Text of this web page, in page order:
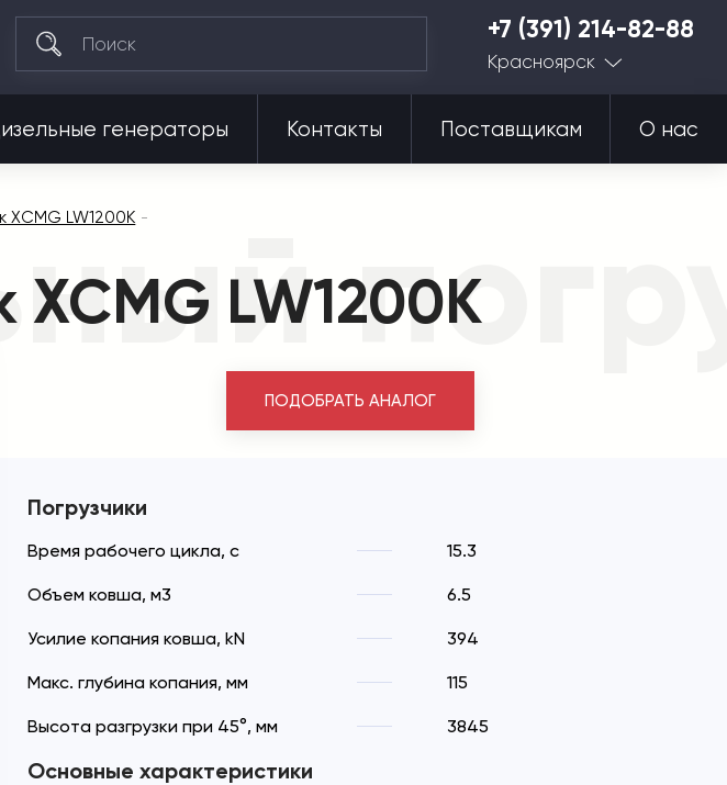
+7 (391) 214-82-88
Красноярск
генераторы Контакты Поставщикам О нас
XCMG LW1200K
LW1200K
ПОДОБРАТЬ АНАЛОГ
Погрузчики
Время рабочего цикла, с 15.3
Объем ковша, м3 6.5
Усилие копания ковша, kN 394
Макс. глубина копания, мм 115
Высота разгрузки при 45°, мм 3845
Основные характеристики